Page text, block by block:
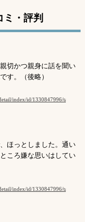
ミ・評判
切かつ親身に話を聞い
す。（後略）
index/id/1330847996/tab/7/）
ほっとしました。通い
ころ嫌な思いはしてい
index/id/1330847996/tab/7/）